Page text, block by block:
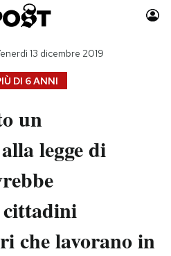
Auto
Moda
Consumismi
Storie/Idee
Media
Europa
DI 6 ANNI
13 dicembre 2019
un
legge di
che lavorano in